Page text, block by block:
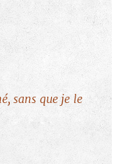
sans que je le